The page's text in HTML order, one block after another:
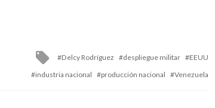
Tagged
with
Delcy Rodríguez despliegue militar
EEUU
industria nacional
producción nacional Venezuela